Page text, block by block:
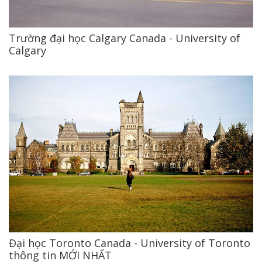
Trường đại học Calgary Canada - University of
Calgary
Đại học Toronto Canada - University of Toronto
thông tin MỚI NHẤT